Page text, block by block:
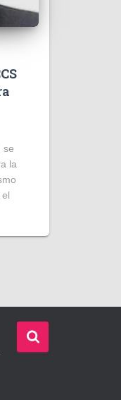
se
la